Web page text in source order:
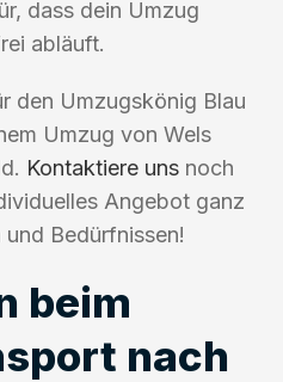
dass dein Umzug
abläuft.
den Umzugskönig Blau
Umzug von Wels
Kontaktiere uns noch
Angebot ganz
Bedürfnissen!
beim
nach